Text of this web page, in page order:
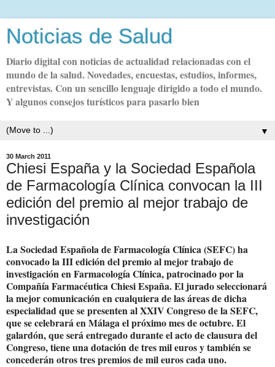
Noticias de Salud
Diario digital con noticias de actualidad relacionadas con el
mundo de la salud. Novedades, encuestas, estudios, informes,
entrevistas. Con un sencillo lenguaje dirigido a todo el mundo.
Y algunos consejos turísticos para pasarlo bien
▼
30 March 2011
Chiesi España y la Sociedad Española
de Farmacología Clínica convocan la III
edición del premio al mejor trabajo de
investigación
La Sociedad Española de Farmacología Clínica (SEFC) ha
convocado la III edición del premio al mejor trabajo de
investigación en Farmacología Clínica, patrocinado por la
Compañía Farmacéutica Chiesi España. El jurado seleccionará
la mejor comunicación en cualquiera de las áreas de dicha
especialidad que se presenten al XXIV Congreso de la SEFC,
que se celebrará en Málaga el próximo mes de octubre. El
galardón, que será entregado durante el acto de clausura del
Congreso, tiene una dotación de tres mil euros y también se
concederán otros tres premios de mil euros cada uno.